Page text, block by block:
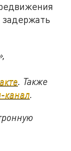
. Также
канал.